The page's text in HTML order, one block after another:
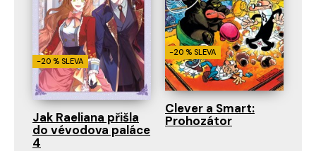
-20 % SLEVA
Jak Raeliana přišla
do vévodova paláce
4
-20 % SLEVA
Clever a Smart:
Prohozátor